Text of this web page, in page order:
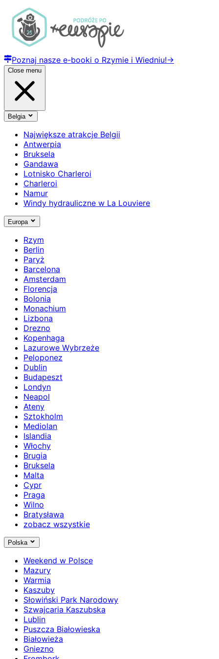
Poznaj nasze e-booki o Rzymie i Wiedniu!→
Close menu
Belgia
Największe atrakcje Belgii
Antwerpia
Bruksela
Gandawa
Lotnisko Charleroi
Charleroi
Namur
Windy hydrauliczne w La Louviere
Europa
Rzym
Berlin
Paryż
Barcelona
Amsterdam
Florencja
Bolonia
Monachium
Lizbona
Drezno
Kopenhaga
Lazurowe Wybrzeże
Peloponez
Dublin
Budapeszt
Londyn
Neapol
Ateny
Sztokholm
Mediolan
Islandia
Włochy
Brugia
Bruksela
Malta
Cypr
Praga
Wilno
Bratysława
zobacz wszystkie
Polska
Weekend w Polsce
Mazury
Warmia
Kaszuby
Słowiński Park Narodowy
Szwajcaria Kaszubska
Lublin
Puszcza Białowieska
Białowieża
Gniezno